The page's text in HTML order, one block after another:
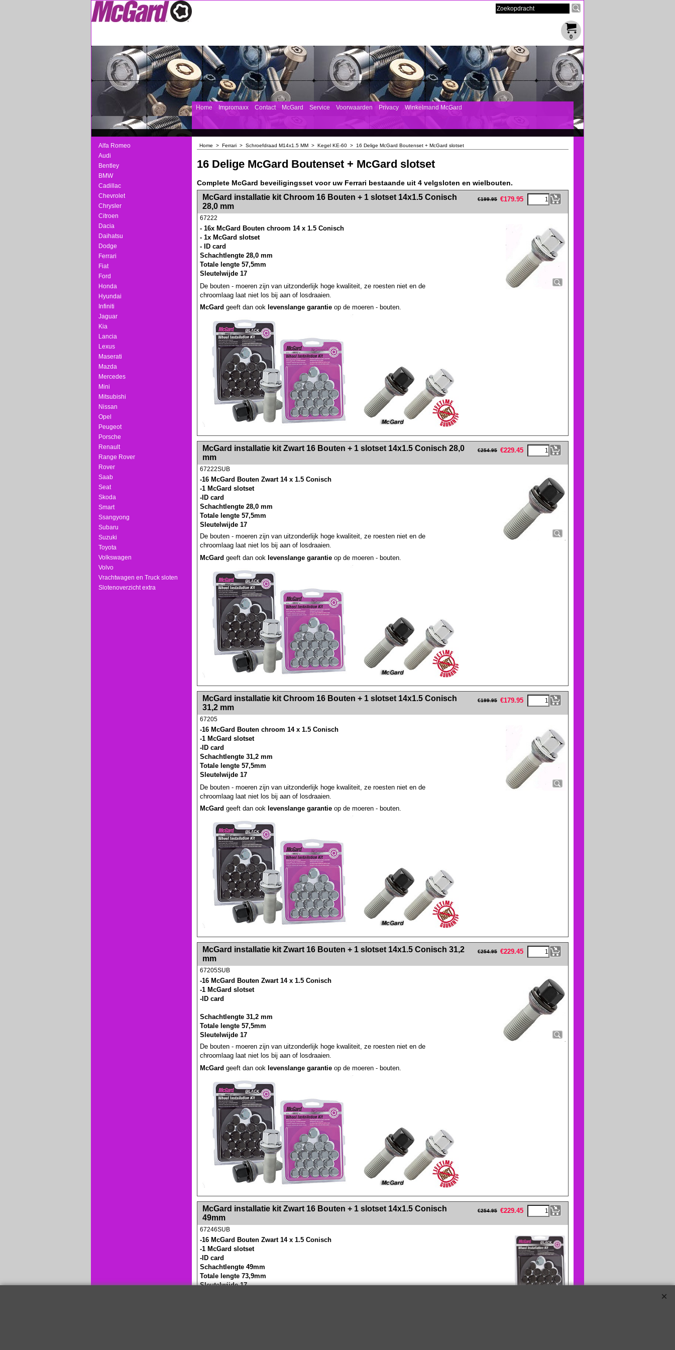
0
Home Impromaxx Contact McGard Service Voorwaarden Privacy Winkelmand McGard
Alfa Romeo
Audi
Bentley
BMW
Cadillac
Chevrolet
Chrysler
Citroen
Dacia
Daihatsu
Dodge
Ferrari
Fiat
Ford
Honda
Hyundai
Infiniti
Jaguar
Kia
Lancia
Lexus
Maserati
Mazda
Mercedes
Mini
Mitsubishi
Nissan
Opel
Peugeot
Porsche
Renault
Range Rover
Rover
Saab
Seat
Skoda
Smart
Ssangyong
Subaru
Suzuki
Toyota
Volkswagen
Volvo
Vrachtwagen en Truck sloten
Slotenoverzicht extra
Home > Ferrari > Schroefdraad M14x1.5 MM > Kegel KE-60 > 16 Delige McGard Boutenset + McGard slotset
16 Delige McGard Boutenset + McGard slotset
Complete McGard beveiligingsset voor uw Ferrari bestaande uit 4 velgsloten en wielbouten.
<!-- MakeFullWidth0 --><!-- MakeFullWidth1 --><!-- MakeFullWidth2 --><!-- MakeFullWidth3 --><!-- MakeFullWidth4 --><!-- MakeFullWidth5 --><!-- MakeFullWidth6 --><!-- MakeFullWidth7 --><!-- MakeFullWidth8 --><!-- MakeFullWidth9 --><!-- MakeFullWidth10 --><!-- MakeFullWidth11 --><!-- MakeFullWidth12 --><!-- MakeFullWidth13 --><!-- MakeFullWidth14 --><!-- MakeFullWidth15 --><!-- MakeFullWidth16 --><!-- MakeFullWidth17 --><!-- MakeFullWidth18 --><!-- MakeFullWidth19 -->
McGard installatie kit Chroom 16 Bouten + 1 slotset 14x1.5 Conisch
28,0 mm
€199.95 €179.95
67222
- 16x McGard Bouten chroom 14 x 1.5 Conisch
- 1x McGard slotset
- ID card
Schachtlengte 28,0 mm
Totale lengte 57,5mm
Sleutelwijde 17
De bouten - moeren zijn van uitzonderlijk hoge kwaliteit, ze roesten niet en de
chroomlaag laat niet los bij aan of losdraaien.
McGard geeft dan ook levenslange garantie op de moeren - bouten.
<!-- MakeFullWidth0 --><!-- MakeFullWidth1 --><!-- MakeFullWidth2 --><!-- MakeFullWidth3 --><!-- MakeFullWidth4 --><!-- MakeFullWidth5 --><!-- MakeFullWidth6 --><!-- MakeFullWidth7 --><!-- MakeFullWidth8 --><!-- MakeFullWidth9 --><!-- MakeFullWidth10 --><!-- MakeFullWidth11 --><!-- MakeFullWidth12 --><!-- MakeFullWidth13 --><!-- MakeFullWidth14 --><!-- MakeFullWidth15 --><!-- MakeFullWidth16 --><!-- MakeFullWidth17 --><!-- MakeFullWidth18 --><!-- MakeFullWidth19 -->
McGard installatie kit Zwart 16 Bouten + 1 slotset 14x1.5 Conisch 28,0
mm
€254.95 €229.45
67222SUB
-16 McGard Bouten Zwart 14 x 1.5 Conisch
-1 McGard slotset
-ID card
Schachtlengte 28,0 mm
Totale lengte 57,5mm
Sleutelwijde 17
De bouten - moeren zijn van uitzonderlijk hoge kwaliteit, ze roesten niet en de
chroomlaag laat niet los bij aan of losdraaien.
McGard geeft dan ook levenslange garantie op de moeren - bouten.
<!-- MakeFullWidth0 --><!-- MakeFullWidth1 --><!-- MakeFullWidth2 --><!-- MakeFullWidth3 --><!-- MakeFullWidth4 --><!-- MakeFullWidth5 --><!-- MakeFullWidth6 --><!-- MakeFullWidth7 --><!-- MakeFullWidth8 --><!-- MakeFullWidth9 --><!-- MakeFullWidth10 --><!-- MakeFullWidth11 --><!-- MakeFullWidth12 --><!-- MakeFullWidth13 --><!-- MakeFullWidth14 --><!-- MakeFullWidth15 --><!-- MakeFullWidth16 --><!-- MakeFullWidth17 --><!-- MakeFullWidth18 --><!-- MakeFullWidth19 -->
McGard installatie kit Chroom 16 Bouten + 1 slotset 14x1.5 Conisch
31,2 mm
€199.95 €179.95
67205
-16 McGard Bouten chroom 14 x 1.5 Conisch
-1 McGard slotset
-ID card
Schachtlengte 31,2 mm
Totale lengte 57,5mm
Sleutelwijde 17
De bouten - moeren zijn van uitzonderlijk hoge kwaliteit, ze roesten niet en de
chroomlaag laat niet los bij aan of losdraaien.
McGard geeft dan ook levenslange garantie op de moeren - bouten.
<!-- MakeFullWidth0 --><!-- MakeFullWidth1 --><!-- MakeFullWidth2 --><!-- MakeFullWidth3 --><!-- MakeFullWidth4 --><!-- MakeFullWidth5 --><!-- MakeFullWidth6 --><!-- MakeFullWidth7 --><!-- MakeFullWidth8 --><!-- MakeFullWidth9 --><!-- MakeFullWidth10 --><!-- MakeFullWidth11 --><!-- MakeFullWidth12 --><!-- MakeFullWidth13 --><!-- MakeFullWidth14 --><!-- MakeFullWidth15 --><!-- MakeFullWidth16 --><!-- MakeFullWidth17 --><!-- MakeFullWidth18 --><!-- MakeFullWidth19 -->
McGard installatie kit Zwart 16 Bouten + 1 slotset 14x1.5 Conisch 31,2
mm
€254.95 €229.45
67205SUB
-16 McGard Bouten Zwart 14 x 1.5 Conisch
-1 McGard slotset
-ID card
Schachtlengte 31,2 mm
Totale lengte 57,5mm
Sleutelwijde 17
De bouten - moeren zijn van uitzonderlijk hoge kwaliteit, ze roesten niet en de
chroomlaag laat niet los bij aan of losdraaien.
McGard geeft dan ook levenslange garantie op de moeren - bouten.
<!-- MakeFullWidth0 --><!-- MakeFullWidth1 --><!-- MakeFullWidth2 --><!-- MakeFullWidth3 --><!-- MakeFullWidth4 --><!-- MakeFullWidth5 --><!-- MakeFullWidth6 --><!-- MakeFullWidth7 --><!-- MakeFullWidth8 --><!-- MakeFullWidth9 --><!-- MakeFullWidth10 --><!-- MakeFullWidth11 --><!-- MakeFullWidth12 --><!-- MakeFullWidth13 --><!-- MakeFullWidth14 --><!-- MakeFullWidth15 --><!-- MakeFullWidth16 --><!-- MakeFullWidth17 --><!-- MakeFullWidth18 --><!-- MakeFullWidth19 -->
McGard installatie kit Zwart 16 Bouten + 1 slotset 14x1.5 Conisch
49mm
€254.95 €229.45
67246SUB
-16 McGard Bouten Zwart 14 x 1.5 Conisch
-1 McGard slotset
-ID card
Schachtlengte 49mm
Totale lengte 73,9mm
Sleutelwijde 17